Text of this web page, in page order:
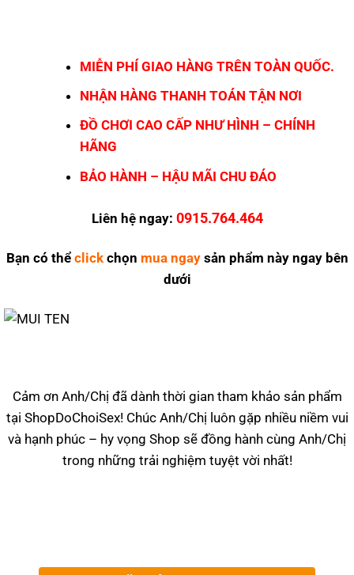
MIỄN PHÍ GIAO HÀNG TRÊN TOÀN QUỐC.
NHẬN HÀNG THANH TOÁN TẬN NƠI
ĐỒ CHƠI CAO CẤP NHƯ HÌNH – CHÍNH
HÃNG
BẢO HÀNH – HẬU MÃI CHU ĐÁO
Liên hệ ngay: 0915.764.464
Bạn có thể clickchọn mua ngaysản phẩm này ngay bên
dưới
Cảm ơn Anh/Chị đã dành thời gian tham khảo sản phẩm
tại ShopDoChoiSex! Chúc Anh/Chị luôn gặp nhiều niềm vui
và hạnh phúc – hy vọng Shop sẽ đồng hành cùng Anh/Chị
trong những trải nghiệm tuyệt vời nhất!